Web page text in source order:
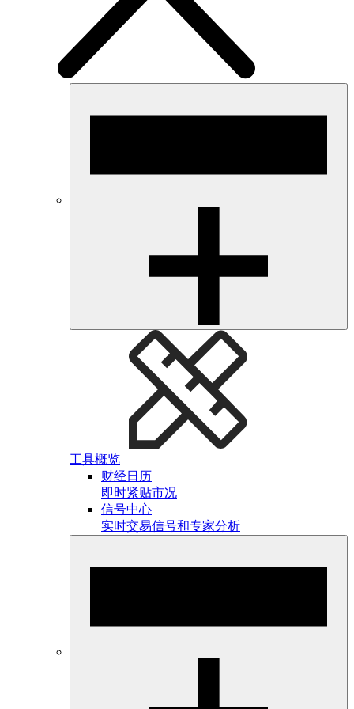
工具概览
财经日历
即时紧贴市况
信号中心
实时交易信号和专家分析